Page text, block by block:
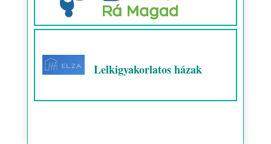
Lelkigyakorlatos házak